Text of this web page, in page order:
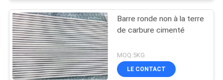
NOUS
VISITE
D'USINE
Barre ronde non à la terre
de carbure cimenté
MOQ:5KG
LE CONTACT